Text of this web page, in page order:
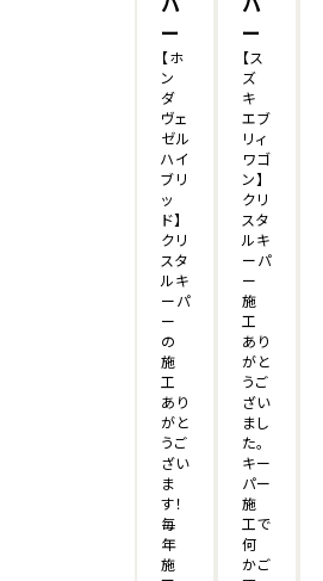
ー
【ホ
ン
ダ
ヴェ
ゼル
ハイ
ブリ
ッ
ド】
クリ
スタ
ルキ
ーパ
ー
の
施
工
あり
がと
うご
ざい
ま
す！
毎
年
施
ー
【ス
ズ
キ
エブ
リィ
ワゴ
ン】
クリ
スタ
ルキ
ーパ
ー
施
工
あり
がと
うご
ざい
まし
た。
キー
パー
施
工で
何
かご